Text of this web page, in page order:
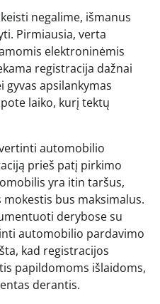
negalime, išmanus
Pirmiausia, verta
elektroninėmis
registracija dažnai
gyvas apsilankymas
laiko, kurį tektų
automobilio
prieš patį pirkimo
yra itin taršus,
bus maksimalus.
derybose su
automobilio pardavimo
kad registracijos
papildomoms išlaidoms,
derantis.